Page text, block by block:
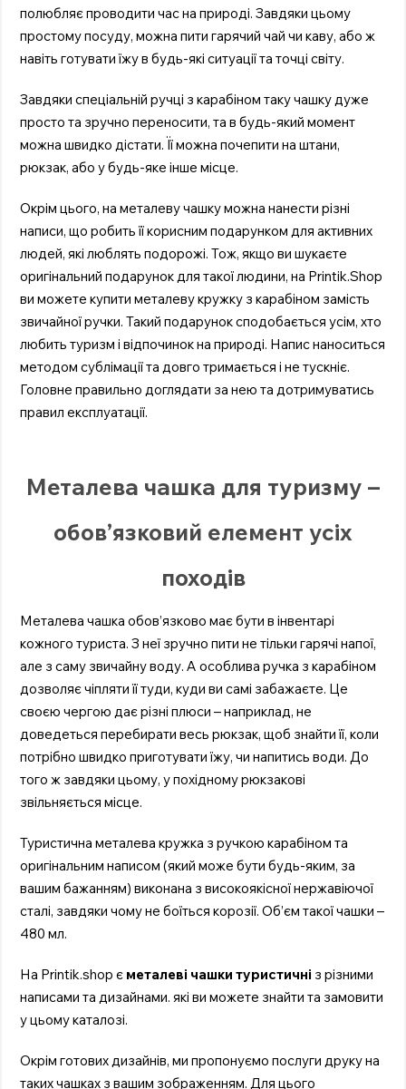
полюбляє проводити час на природі. Завдяки цьому
простому посуду, можна пити гарячий чай чи каву, або ж
навіть готувати їжу в будь-які ситуації та точці світу.
Завдяки спеціальній ручці з карабіном таку чашку дуже
просто та зручно переносити, та в будь-який момент
можна швидко дістати. Її можна почепити на штани,
рюкзак, або у будь-яке інше місце.
Окрім цього, на металеву чашку можна нанести різні
написи, що робить її корисним подарунком для активних
людей, які люблять подорожі. Тож, якщо ви шукаєте
оригінальний подарунок для такої людини, на Printik.Shop
ви можете купити металеву кружку з карабіном замість
звичайної ручки. Такий подарунок сподобається усім, хто
любить туризм і відпочинок на природі. Напис наноситься
методом сублімації та довго тримається і не тускніє.
Головне правильно доглядати за нею та дотримуватись
правил експлуатації.
Металева чашка для туризму –
обов’язковий елемент усіх
походів
Металева чашка обов’язково має бути в інвентарі
кожного туриста. З неї зручно пити не тільки гарячі напої,
але з саму звичайну воду. А особлива ручка з карабіном
дозволяє чіпляти її туди, куди ви самі забажаєте. Це
своєю чергою дає різні плюси – наприклад, не
доведеться перебирати весь рюкзак, щоб знайти її, коли
потрібно швидко приготувати їжу, чи напитись води. До
того ж завдяки цьому, у похідному рюкзакові
звільняється місце.
Туристична металева кружка з ручкою карабіном та
оригінальним написом (який може бути будь-яким, за
вашим бажанням) виконана з високоякісної нержавіючої
сталі, завдяки чому не боїться корозії. Об’єм такої чашки –
480 мл.
На Printik.shop є металеві чашки туристичні з різними
написами та дизайнами. які ви можете знайти та замовити
у цьому каталозі.
Окрім готових дизайнів, ми пропонуємо послуги друку на
таких чашках з вашим зображенням. Для цього